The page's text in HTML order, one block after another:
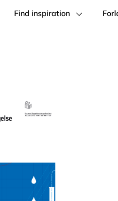
Find inspiration